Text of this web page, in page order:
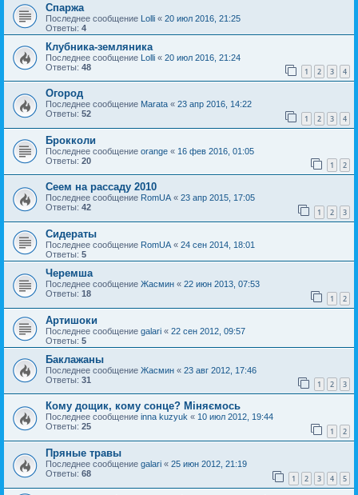
Спаржа
Последнее сообщение Lolli « 20 июл 2016, 21:25
Ответы: 4
Клубника-земляника
Последнее сообщение Lolli « 20 июл 2016, 21:24
Ответы: 48 1 2 3 4
Огород
Последнее сообщение Marata « 23 апр 2016, 14:22
Ответы: 52 1 2 3 4
Брокколи
Последнее сообщение orange « 16 фев 2016, 01:05
Ответы: 20 1 2
Сеем на рассаду 2010
Последнее сообщение RomUA« 23 апр 2015, 17:05
Ответы: 42 1 2 3
Сидераты
Последнее сообщение RomUA « 24 сен 2014, 18:01
Ответы: 5
Черемша
Последнее сообщение Жасмин « 22 июн 2013, 07:53
Ответы: 18 1 2
Артишоки
Последнее сообщение galari « 22 сен 2012, 09:57
Ответы: 5
Баклажаны
Последнее сообщение Жасмин « 23 авг 2012, 17:46
Ответы: 31 1 2 3
Кому дощик, кому сонце? Міняємось
Последнее сообщение inna kuzyuk « 10 июл 2012, 19:44
Ответы: 25 1 2
Пряные травы
Последнее сообщение galari « 25 июн 2012, 21:19
Ответы: 68 1 2 3 4 5